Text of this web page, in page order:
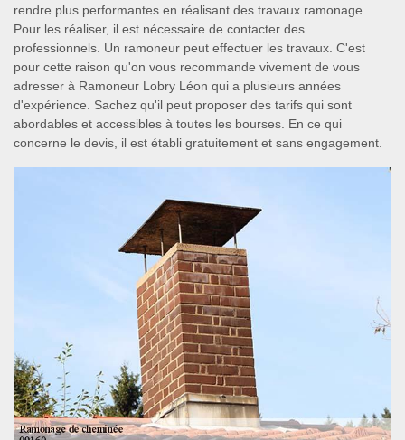
rendre plus performantes en réalisant des travaux ramonage.
Pour les réaliser, il est nécessaire de contacter des
professionnels. Un ramoneur peut effectuer les travaux. C'est
pour cette raison qu'on vous recommande vivement de vous
adresser à Ramoneur Lobry Léon qui a plusieurs années
d'expérience. Sachez qu'il peut proposer des tarifs qui sont
abordables et accessibles à toutes les bourses. En ce qui
concerne le devis, il est établi gratuitement et sans engagement.